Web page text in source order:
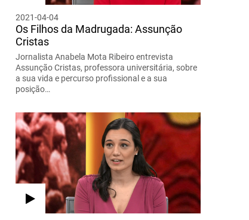
2021-04-04
Os Filhos da Madrugada: Assunção
Cristas
Jornalista Anabela Mota Ribeiro entrevista
Assunção Cristas, professora universitária, sobre
a sua vida e percurso profissional e a sua
posição…